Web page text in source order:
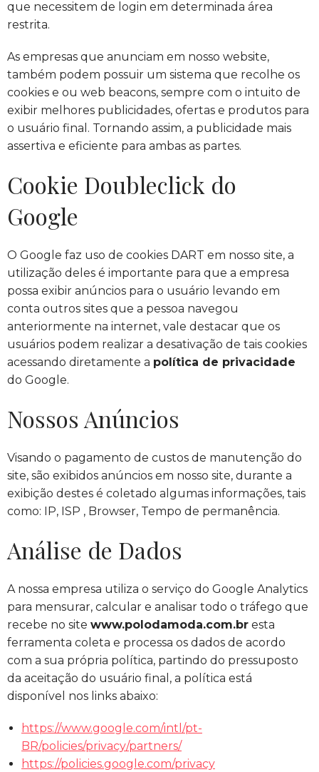
que necessitem de login em determinada área
restrita.
As empresas que anunciam em nosso website,
também podem possuir um sistema que recolhe os
cookies e ou web beacons, sempre com o intuito de
exibir melhores publicidades, ofertas e produtos para
o usuário final. Tornando assim, a publicidade mais
assertiva e eficiente para ambas as partes.
Cookie Doubleclick do
Google
O Google faz uso de cookies DART em nosso site, a
utilização deles é importante para que a empresa
possa exibir anúncios para o usuário levando em
conta outros sites que a pessoa navegou
anteriormente na internet, vale destacar que os
usuários podem realizar a desativação de tais cookies
acessando diretamente a política de privacidade
do Google.
Nossos Anúncios
Visando o pagamento de custos de manutenção do
site, são exibidos anúncios em nosso site, durante a
exibição destes é coletado algumas informações, tais
como: IP, ISP , Browser, Tempo de permanência.
Análise de Dados
A nossa empresa utiliza o serviço do Google Analytics
para mensurar, calcular e analisar todo o tráfego que
recebe no site www.polodamoda.com.br esta
ferramenta coleta e processa os dados de acordo
com a sua própria política, partindo do pressuposto
da aceitação do usuário final, a política está
disponível nos links abaixo:
https://www.google.com/intl/pt-
BR/policies/privacy/partners/
https://policies.google.com/privacy